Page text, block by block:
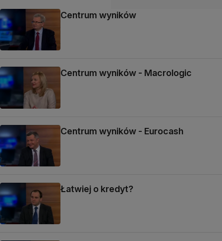
Centrum wyników
Centrum wyników - Macrologic
Centrum wyników - Eurocash
Łatwiej o kredyt?